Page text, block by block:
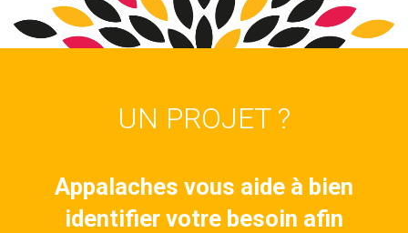
UN PROJET ?
Appalaches vous aide à bien
identifier votre besoin afin